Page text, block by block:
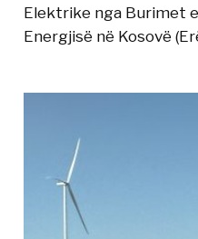
Elektrike nga Burimet
Energjisë në Kosovë